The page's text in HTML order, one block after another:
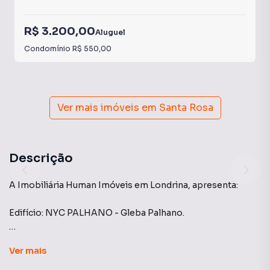
R$ 3.200,00Aluguel
Condomínio R$ 550,00
Ver mais imóveis em Santa Rosa
Descrição
A Imobiliária Human Imóveis em Londrina, apresenta:
Edifício: NYC PALHANO - Gleba Palhano.
banheiros, todo mobiliado, completo em armários
Ver mais